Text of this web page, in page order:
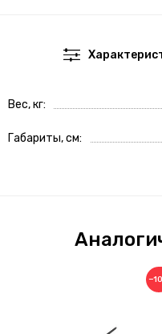
Вес, кг
Габариты, см